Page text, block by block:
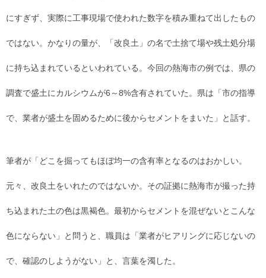
にすぎず、実際に工事現場で使われた数字を積み重ねて出したもの
ではない。かなりの量が、「改良土」の名で土捨て場や残土処分場
に持ち込まれているといわれている。今回の熱海市の例では、県の
調査で盛土にカルシウムが6～8%含有されていた。県は「市の指導
で、業者が盛土を固めるために後からセメントをまいた」と話す。
筆者が「どこを掘ってもほぼ均一の含有率となるのはおかしい。
元々、改良土をいれたのではないか。その証拠に熱海市が撮った持
ち込まれた土の色は黒褐色。最初からセメントを混ぜないとこんな
色にならない」と問うと、職員は「業者がヒアリングに応じないの
で、確認のしようがない」と、言葉を濁した。